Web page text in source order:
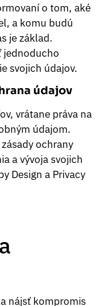
o tom, aké
a komu budú
je základ.
jednoducho
svojich údajov.
údajov
vrátane práva na
údajom.
ochrany
a vývoja svojich
Design a Privacy
nájsť kompromis